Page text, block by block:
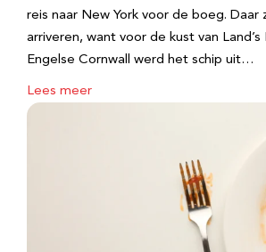
reis naar New York voor de boeg. Daar
arriveren, want voor de kust van Land’s
Engelse Cornwall werd het schip uit…
Lees meer